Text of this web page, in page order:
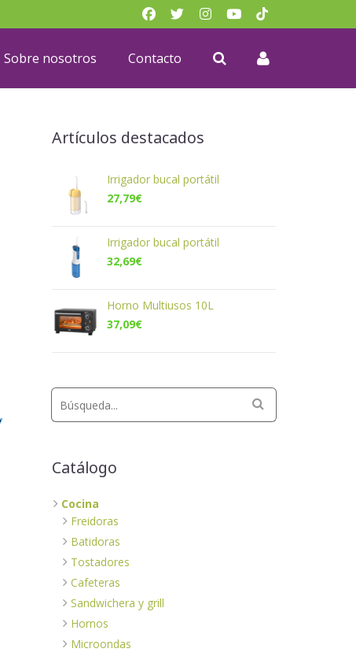
Sobre nosotros Contacto
Artículos destacados
Irrigador bucal portátil
27,79€
Irrigador bucal portátil
32,69€
Horno Multiusos 10L
37,09€
Catálogo
Cocina
Freidoras
Batidoras
Tostadores
Cafeteras
Sandwichera y grill
Hornos
Microondas